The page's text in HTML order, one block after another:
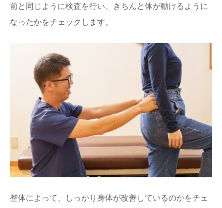
前と同じように検査を行い、きちんと体が動けるように
なったかをチェックします。
整体によって、しっかり身体が改善しているのかをチェ